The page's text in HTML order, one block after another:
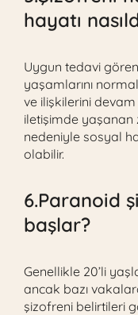
hayatı
Uygun tedavi
yaşamlarını
ve ilişkilerini
iletişimde yaşanan
nedeniyle sosyal
olabilir.
6.Paranoid
başlar?
Genellikle 20’li
ancak bazı
şizofreni belirtileri